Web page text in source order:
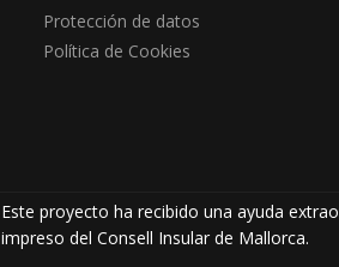
Protección de datos
Política de Cookies
Este proyecto ha recibido una ayuda
impreso del Consell Insular de Mallorca.